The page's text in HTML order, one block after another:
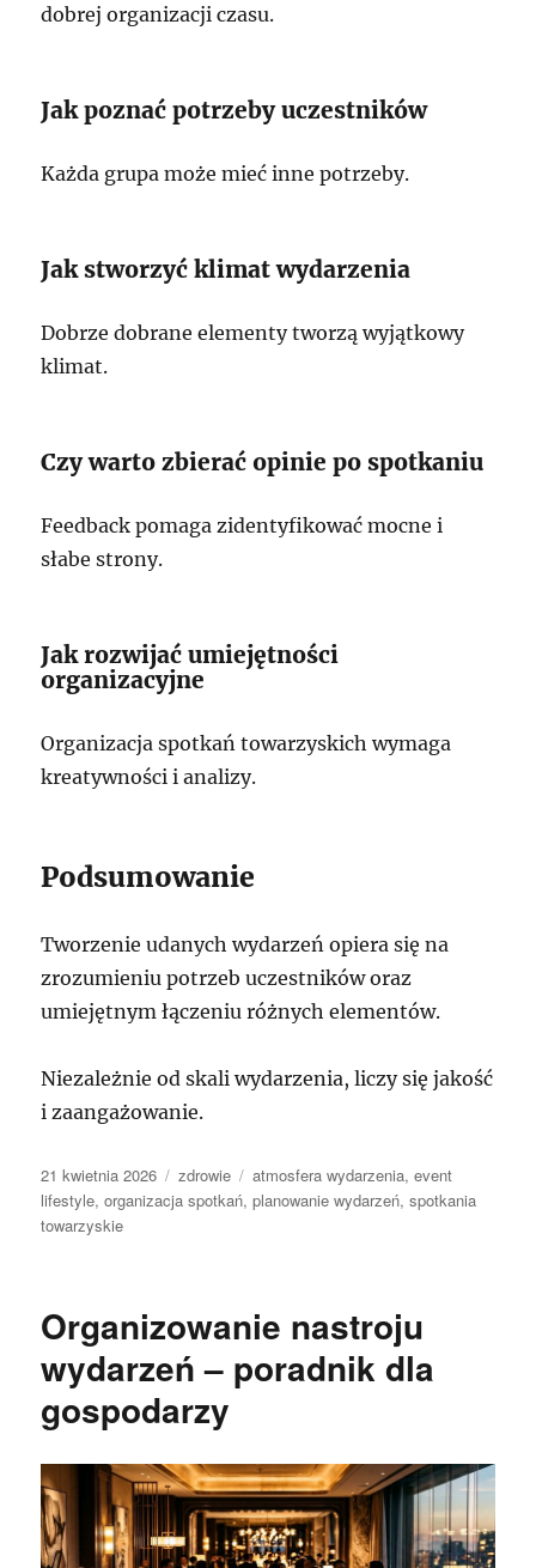
dobrej organizacji czasu.
Jak poznać potrzeby uczestników
Każda grupa może mieć inne potrzeby.
Jak stworzyć klimat wydarzenia
Dobrze dobrane elementy tworzą wyjątkowy
klimat.
Czy warto zbierać opinie po spotkaniu
Feedback pomaga zidentyfikować mocne i
słabe strony.
Jak rozwijać umiejętności
organizacyjne
Organizacja spotkań towarzyskich wymaga
kreatywności i analizy.
Podsumowanie
Tworzenie udanych wydarzeń opiera się na
zrozumieniu potrzeb uczestników oraz
umiejętnym łączeniu różnych elementów.
Niezależnie od skali wydarzenia, liczy się jakość
i zaangażowanie.
Data
publikacji
21 kwietnia 2026 Kategorie
zdrowie Tagi
atmosfera wydarzenia,event
lifestyle,organizacja spotkań,planowanie wydarzeń,spotkania
towarzyskie
Organizowanie nastroju
wydarzeń – poradnik dla
gospodarzy